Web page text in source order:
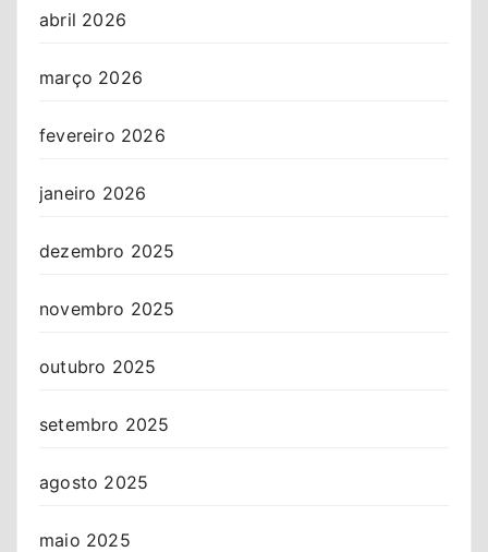
abril 2026
março 2026
fevereiro 2026
janeiro 2026
dezembro 2025
novembro 2025
outubro 2025
setembro 2025
agosto 2025
maio 2025